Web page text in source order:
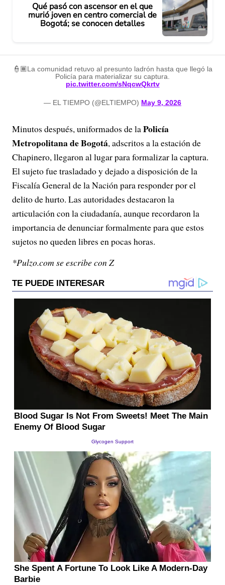
Qué pasó con ascensor en el que
murió joven en centro comercial de
Bogotá; se conocen detalles
👮🏾La comunidad retuvo al presunto ladrón hasta que llegó la
Policía para materializar su captura.
pic.twitter.com/sNqcwQkrtv
— EL TIEMPO (@ELTIEMPO) May 9, 2026
Minutos después,uniformados de laPolicía
Metropolitana de Bogotá,adscritos a la estación de
Chapinero,llegaron al lugar para formalizar la captura.
El sujeto fue trasladado y dejado a disposición de la
Fiscalía General de la Nación para responder por el
delito de hurto. Las autoridades destacaron la
articulación con la ciudadanía,aunque recordaron la
importancia de denunciar formalmente para que estos
sujetos no queden libres en pocas horas.
*Pulzo.com se escribe con Z